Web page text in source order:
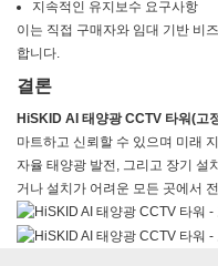
지속적인 유지보수 요구사항
이는 직접 구매자와 임대 기반 비
합니다.
결론
HiSKID AI 태양광 CCTV 타워(고
마트하고 신뢰할 수 있으며 미래
자율 태양광 발전, 그리고 장기 설
거나 설치가 어려운 모든 곳에서